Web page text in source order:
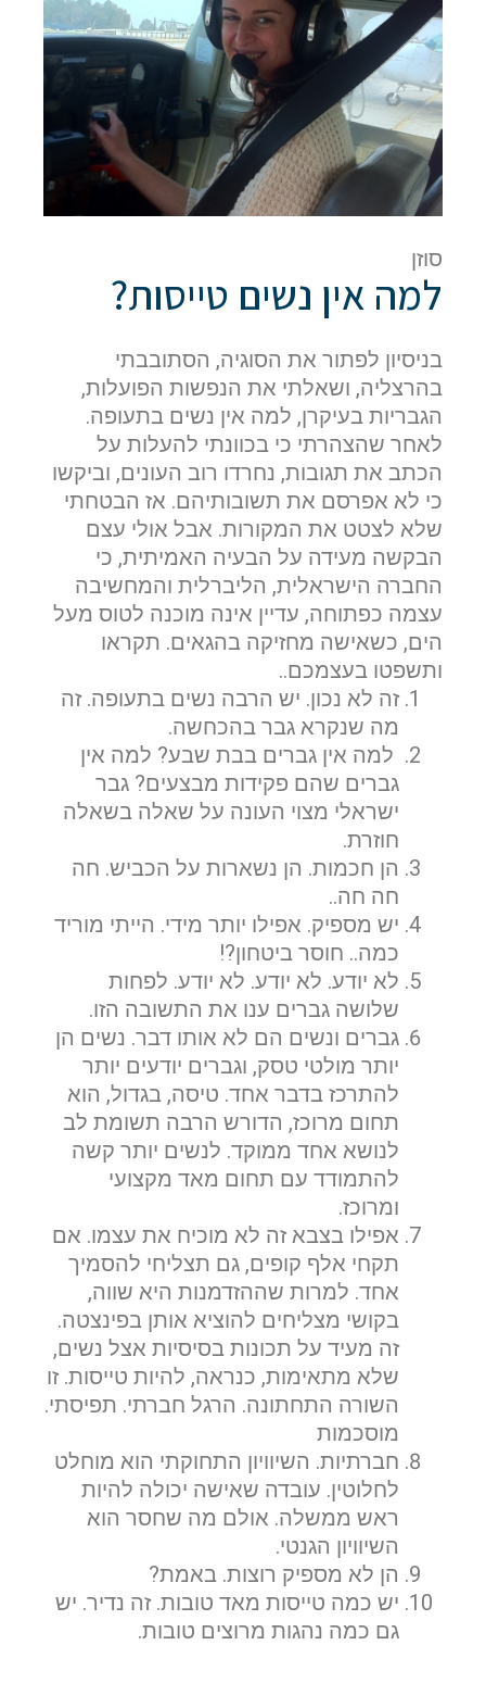
סוזן
למה אין נשים טייסות?
בניסיון לפתור את הסוגיה, הסתובבתי
בהרצליה, ושאלתי את הנפשות הפועלות,
הגבריות בעיקרן, למה אין נשים בתעופה.
לאחר שהצהרתי כי בכוונתי להעלות על
הכתב את תגובות, נחרדו רוב העונים, וביקשו
כי לא אפרסם את תשובותיהם. אז הבטחתי
שלא לצטט את המקורות. אבל אולי עצם
הבקשה מעידה על הבעיה האמיתית, כי
החברה הישראלית, הליברלית והמחשיבה
עצמה כפתוחה, עדיין אינה מוכנה לטוס מעל
הים, כשאישה מחזיקה בהגאים. תקראו
ותשפטו בעצמכם..
זה לא נכון. יש הרבה נשים בתעופה. זה
מה שנקרא גבר בהכחשה.
למה אין גברים בבת שבע? למה אין
גברים שהם פקידות מבצעים? גבר
ישראלי מצוי העונה על שאלה בשאלה
חוזרת.
הן חכמות. הן נשארות על הכביש. חה
חה חה..
יש מספיק. אפילו יותר מידי. הייתי מוריד
כמה.. חוסר ביטחון?!
לא יודע. לא יודע. לא יודע. לפחות
שלושה גברים ענו את התשובה הזו.
גברים ונשים הם לא אותו דבר. נשים הן
יותר מולטי טסק, וגברים יודעים יותר
להתרכז בדבר אחד. טיסה, בגדול, הוא
תחום מרוכז, הדורש הרבה תשומת לב
לנושא אחד ממוקד. לנשים יותר קשה
להתמודד עם תחום מאד מקצועי
ומרוכז.
אפילו בצבא זה לא מוכיח את עצמו. אם
תקחי אלף קופים, גם תצליחי להסמיך
אחד. למרות שההזדמנות היא שווה,
בקושי מצליחים להוציא אותן בפינצטה.
זה מעיד על תכונות בסיסיות אצל נשים,
שלא מתאימות, כנראה, להיות טייסות. זו
השורה התחתונה. הרגל חברתי. תפיסתי.
מוסכמות
חברתיות. השיוויון התחוקתי הוא מוחלט
לחלוטין. עובדה שאישה יכולה להיות
ראש ממשלה. אולם מה שחסר הוא
השיוויון הגנטי.
הן לא מספיק רוצות. באמת?
יש כמה טייסות מאד טובות. זה נדיר. יש
גם כמה נהגות מרוצים טובות.
אם הגעתם לפה,
בפרטים נוספים.
נשמח לשוחח אתכם, לענות על כל שאלה
ולעזור לכם להגשים את החלומות שלכם בעולם התעופה.
השאירו לנו פרטים ונחזור אליכם.
שם פרטי
דוא"ל
טלפון
הערות ושאלות
שלח הודעה